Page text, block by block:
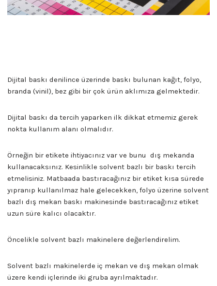
Dijital baskı denilince üzerinde baskı bulunan kağıt, folyo,
branda (vinil), bez gibi bir çok ürün aklımıza gelmektedir.
Dijital baskı da tercih yaparken ilk dikkat etmemiz gerek
nokta kullanım alanı olmalıdır.
Örneğin bir etikete ihtiyacınız var ve bunu dış mekanda
kullanacaksınız. Kesinlikle solvent bazlı bir baskı tercih
etmelisiniz. Matbaada bastıracağınız bir etiket kısa sürede
yıpranıp kullanılmaz hale gelecekken, folyo üzerine solvent
bazlı dış mekan baskı makinesinde bastıracağınız etiket
uzun süre kalıcı olacaktır.
Öncelikle solvent bazlı makinelere değerlendirelim.
Solvent bazlı makinelerde iç mekan ve dış mekan olmak
üzere kendi içlerinde iki gruba ayrılmaktadır.